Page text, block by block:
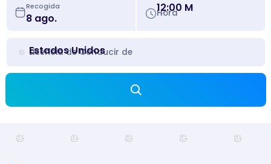
Recogida
Hora
12:00 M
Licencia de Conducir de
Estados Unidos